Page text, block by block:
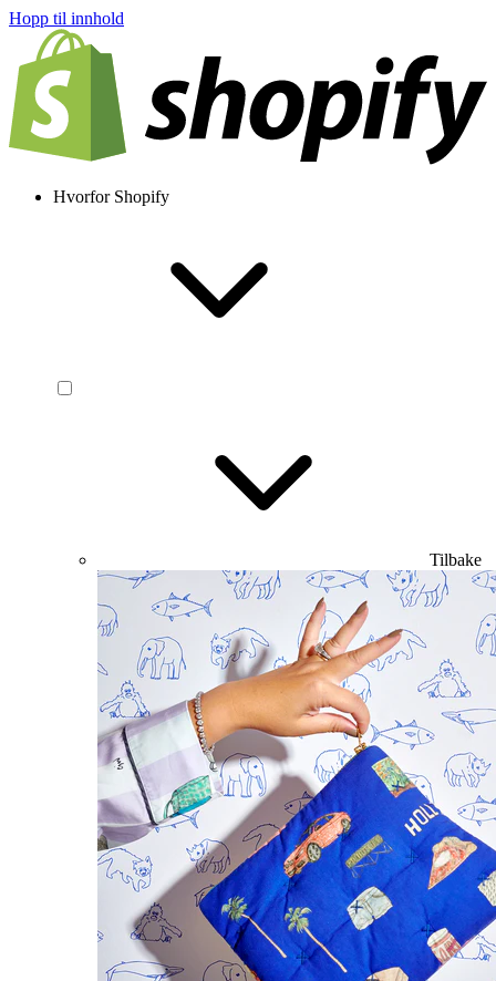
Hopp til innhold
Hvorfor Shopify
Tilbake